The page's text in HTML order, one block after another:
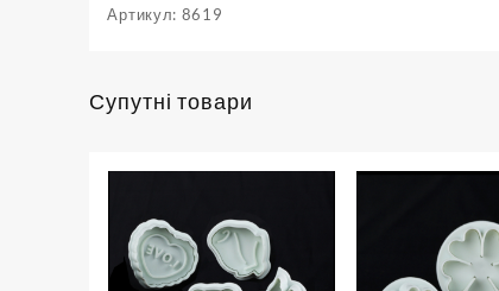
Артикул: 8619
Супутні товари